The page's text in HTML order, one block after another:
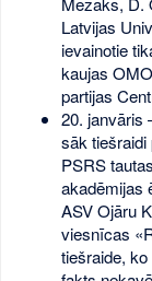
Latvijas
ievainotie
kaujas
partijas
20. janvāris
sāk tiešraidi
PSRS
akadēmijas
ASV Ojāru
viesnīcas
tiešraide,